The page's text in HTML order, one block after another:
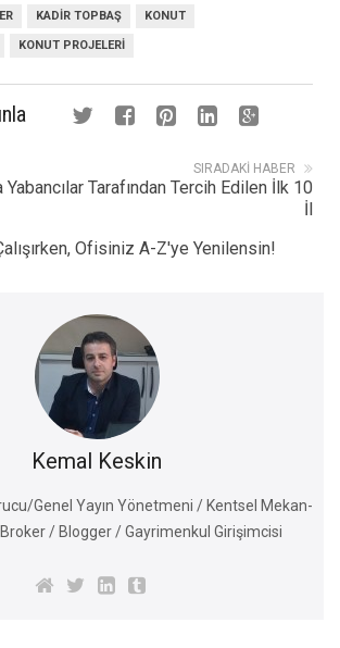
KADIR TOPBAŞ KONUT
KONUT PROJELERI
SIRADAKI HABER
Yabancılar Tarafından Tercih Edilen İlk 10
İl
Ofisiniz A-Z'ye Yenilensin!
Kemal Keskin
Genel Yayın Yönetmeni / Kentsel Mekan-
/ Blogger / Gayrimenkul Girişimcisi